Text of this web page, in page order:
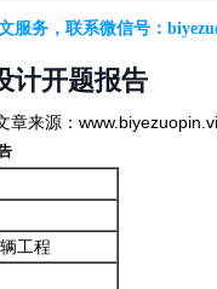
服务，联系微信号：
计开题报告
章来源：
工程